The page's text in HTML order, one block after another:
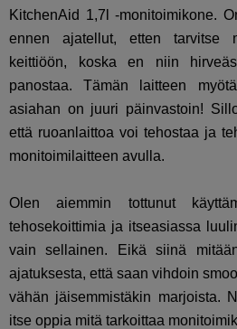
KitchenAid 1,7l -monitoimikone.
ennen ajatellut, etten tarvitse
keittiöön, koska en niin
panostaa. Tämän laitteen
asiahan on juuri päinvastoin!
että ruoanlaittoa voi tehostaa ja
monitoimilaitteen avulla.
Olen aiemmin tottunut
tehosekoittimia ja itseasiassa
vain sellainen. Eikä siinä
ajatuksesta, että saan vihdoin
vähän jäisemmistäkin marjoista.
itse oppia mitä tarkoittaa